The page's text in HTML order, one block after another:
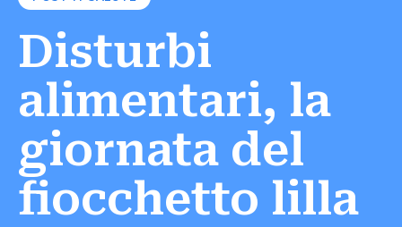
Disturbi
alimentari, la
giornata del
fiocchetto lilla